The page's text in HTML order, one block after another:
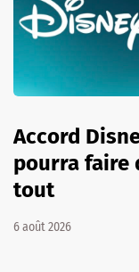
Accord
pourra faire
tout
6 août 2026